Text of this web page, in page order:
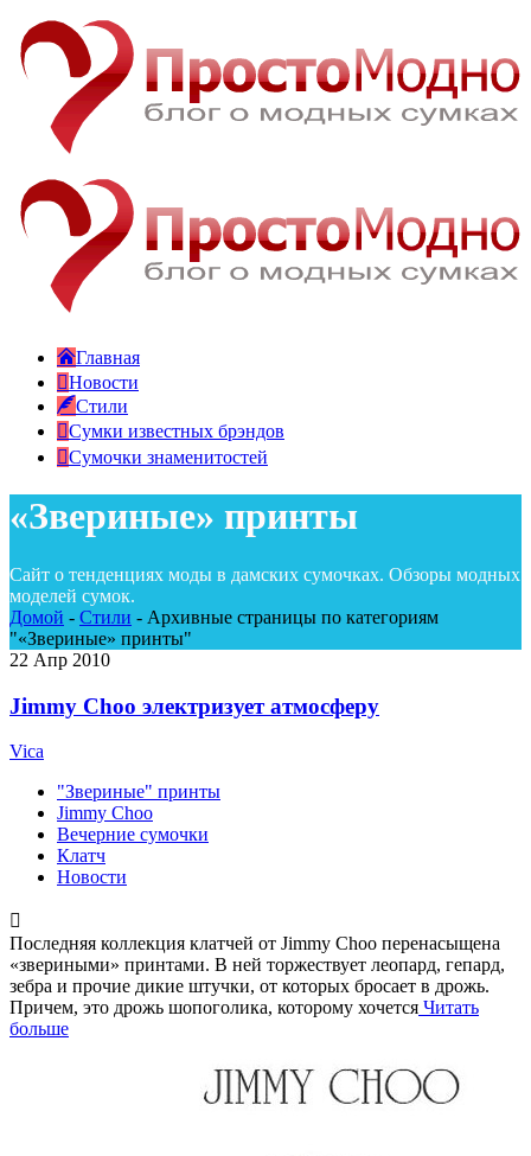
Главная
Новости
Стили
Сумки известных брэндов
Сумочки знаменитостей
«Звериные» принты
Сайт о тенденциях моды в дамских сумочках. Обзоры модных
моделей сумок.
Домой - Стили - Архивные страницы по категориям
"«Звериные» принты"
22 Апр 2010
Jimmy Choo электризует атмосферу
Vica
"Звериные" принты
Jimmy Choo
Вечерние сумочки
Клатч
Новости
Последняя коллекция клатчей от Jimmy Choo перенасыщена
«звериными» принтами. В ней торжествует леопард, гепард,
зебра и прочие дикие штучки, от которых бросает в дрожь.
Причем, это дрожь шопоголика, которому хочется Читать
больше